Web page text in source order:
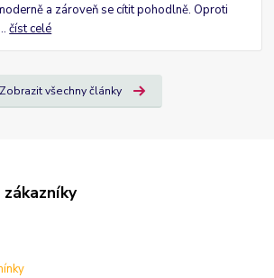
a zároveň se cítit pohodlně. Oproti
číst celé
Zobrazit všechny články